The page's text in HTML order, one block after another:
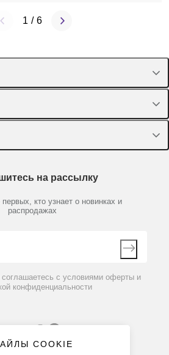
1 / 6
препараты, наборы
на рассылку
кто узнает о новинках и
распродажах
с условиями оферты и
конфиденциальности
COOKIE